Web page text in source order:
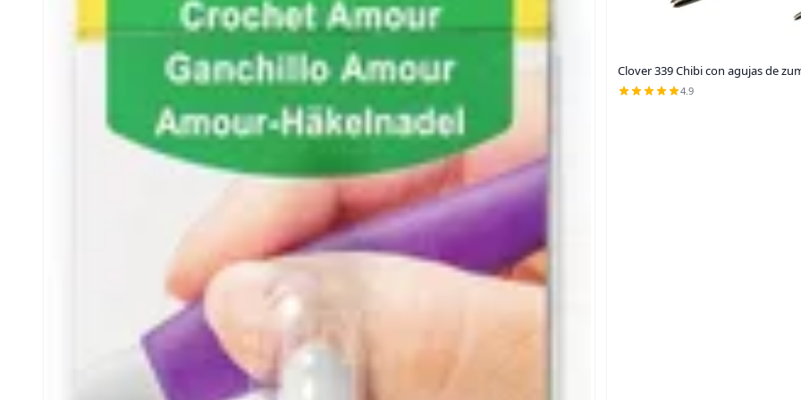
Clover 339 Chibi con agujas de
4.9